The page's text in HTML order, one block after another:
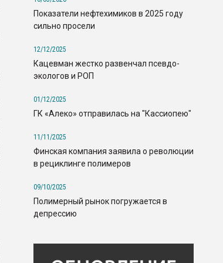
Показатели нефтехимиков в 2025 году
сильно просели
12/12/2025
Кацевман жестко развенчал псевдо-
экологов и РОП
01/12/2025
ГК «Алеко» отправилась на "Кассиопею"
11/11/2025
Финская компания заявила о революции
в рециклинге полимеров
09/10/2025
Полимерный рынок погружается в
депрессию